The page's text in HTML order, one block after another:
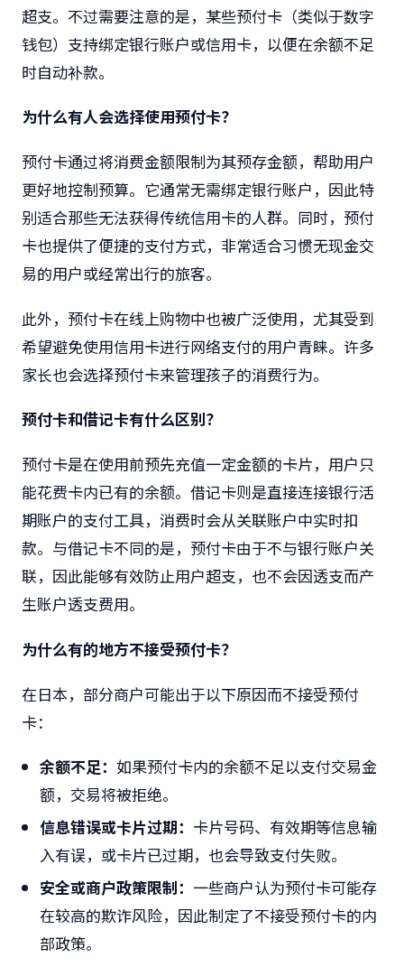
超支。不过需要注意的是，某些预付卡（类似于数字
钱包）支持绑定银行账户或信用卡，以便在余额不足
时自动补款。
为什么有人会选择使用预付卡？
预付卡通过将消费金额限制为其预存金额，帮助用户
更好地控制预算。它通常无需绑定银行账户，因此特
别适合那些无法获得传统信用卡的人群。同时，预付
卡也提供了便捷的支付方式，非常适合习惯无现金交
易的用户或经常出行的旅客。
此外，预付卡在线上购物中也被广泛使用，尤其受到
希望避免使用信用卡进行网络支付的用户青睐。许多
家长也会选择预付卡来管理孩子的消费行为。
预付卡和借记卡有什么区别？
预付卡是在使用前预先充值一定金额的卡片，用户只
能花费卡内已有的余额。借记卡则是直接连接银行活
期账户的支付工具，消费时会从关联账户中实时扣
款。与借记卡不同的是，预付卡由于不与银行账户关
联，因此能够有效防止用户超支，也不会因透支而产
生账户透支费用。
为什么有的地方不接受预付卡？
在日本，部分商户可能出于以下原因而不接受预付
卡：
余额不足： 如果预付卡内的余额不足以支付交易金
额，交易将被拒绝。
信息错误或卡片过期： 卡片号码、有效期等信息输
入有误，或卡片已过期，也会导致支付失败。
安全或商户政策限制： 一些商户认为预付卡可能存
在较高的欺诈风险，因此制定了不接受预付卡的内
部政策。